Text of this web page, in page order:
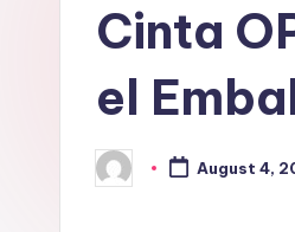
Cinta
el
Posted
by
August 4,